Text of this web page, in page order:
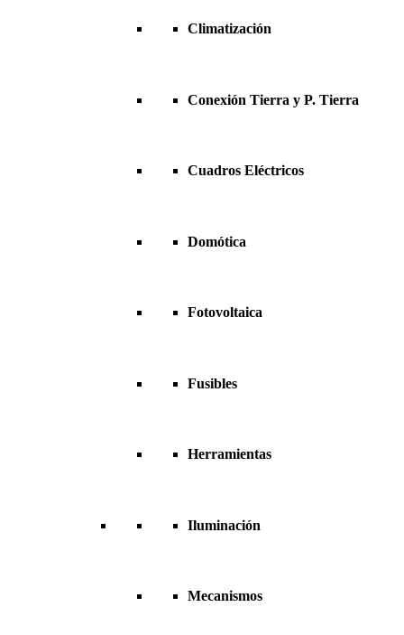
Climatización
Conexión Tierra y P. Tierra
Cuadros Eléctricos
Domótica
Fotovoltaica
Fusibles
Herramientas
Iluminación
Mecanismos